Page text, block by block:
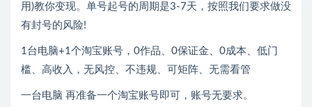
用)教你变现。单号起号的周期是3-7天，按照我们要求做没
有封号的风险!
1台电脑+1个淘宝账号，0作品、0保证金、0成本、低门
槛、高收入，无风控、不违规、可矩阵、无需看管
一台电脑 再准备一个淘宝账号即可，账号无要求。